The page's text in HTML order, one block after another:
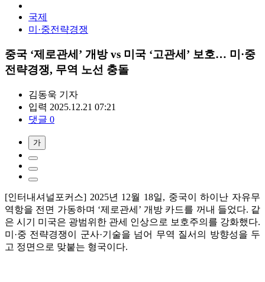
국제
미·중전략경쟁
중국 ‘제로관세’ 개방 vs 미국 ‘고관세’ 보호… 미·중
전략경쟁, 무역 노선 충돌
김동욱 기자
입력 2025.12.21 07:21
댓글 0
가
[인터내셔널포커스] 2025년 12월 18일, 중국이 하이난 자유무
역항을 전면 가동하며 ‘제로관세’ 개방 카드를 꺼내 들었다. 같
은 시기 미국은 광범위한 관세 인상으로 보호주의를 강화했다.
미·중 전략경쟁이 군사·기술을 넘어 무역 질서의 방향성을 두
고 정면으로 맞붙는 형국이다.